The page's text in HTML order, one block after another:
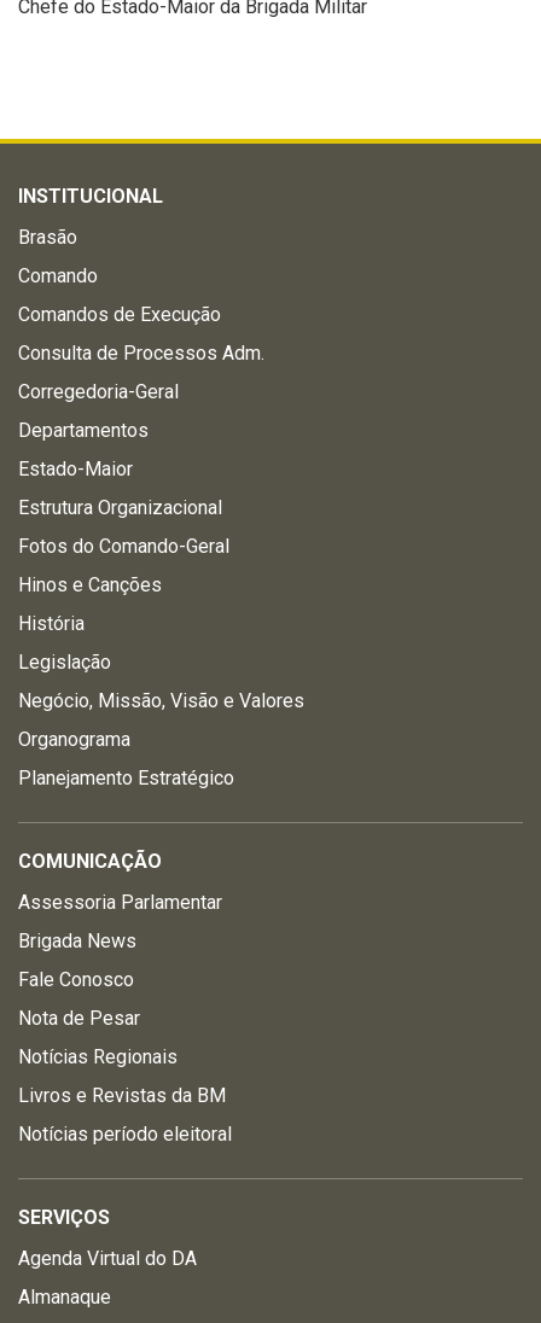
Chefe do Estado-Maior da Brigada Militar
INSTITUCIONAL
Brasão
Comando
Comandos de Execução
Consulta de Processos Adm.
Corregedoria-Geral
Departamentos
Estado-Maior
Estrutura Organizacional
Fotos do Comando-Geral
Hinos e Canções
História
Legislação
Negócio, Missão, Visão e Valores
Organograma
Planejamento Estratégico
COMUNICAÇÃO
Assessoria Parlamentar
Brigada News
Fale Conosco
Nota de Pesar
Notícias Regionais
Livros e Revistas da BM
Notícias período eleitoral
SERVIÇOS
Agenda Virtual do DA
Almanaque